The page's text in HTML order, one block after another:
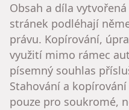
Obsah a díla
stránek podléhají
právu. Kopírování,
využití mimo rámec
písemný souhlas
Stahování a
pouze pro soukromé,